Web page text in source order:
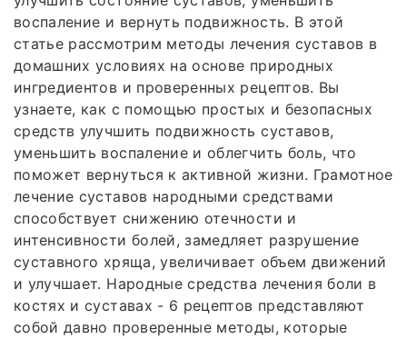
воспаление и вернуть подвижность. В этой
статье рассмотрим методы лечения суставов в
домашних условиях на основе природных
ингредиентов и проверенных рецептов. Вы
узнаете, как с помощью простых и безопасных
средств улучшить подвижность суставов,
уменьшить воспаление и облегчить боль, что
поможет вернуться к активной жизни. Грамотное
лечение суставов народными средствами
способствует снижению отечности и
интенсивности болей, замедляет разрушение
суставного хряща, увеличивает объем движений
и улучшает. Народные средства лечения боли в
костях и суставах - 6 рецептов представляют
собой давно проверенные методы, которые